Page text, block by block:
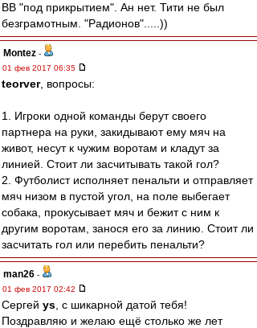
ВВ "под прикрытием". Ан нет. Тити не был
безграмотным. "Радионов".....))
Montez -
01 фев 2017 06:35
teorver, вопросы:
1. Игроки одной команды берут своего
партнера на руки, закидывают ему мяч на
живот, несут к чужим воротам и кладут за
линией. Стоит ли засчитывать такой гол?
2. Футболист исполняет пенальти и отправляет
мяч низом в пустой угол, на поле выбегает
собака, прокусывает мяч и бежит с ним к
другим воротам, занося его за линию. Стоит ли
засчитать гол или перебить пенальти?
man26 -
01 фев 2017 02:42
Сергей ys , с шикарной датой тебя!
Поздравляю и желаю ещё столько же лет